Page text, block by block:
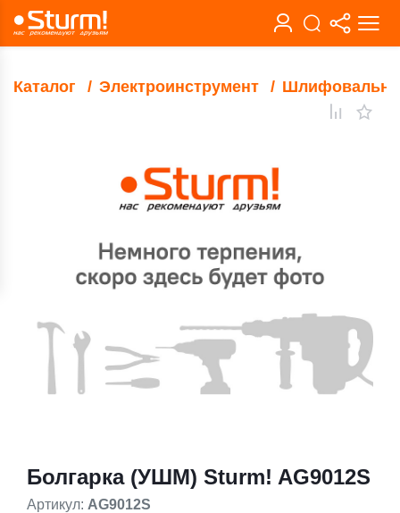
Каталог Электроинструмент
Болгарка (УШМ) Sturm! AG9012S
Артикул: AG9012S